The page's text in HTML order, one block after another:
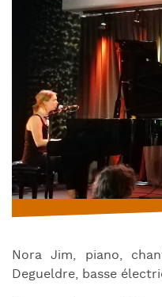
Nora Jim, piano,
Degueldre, basse